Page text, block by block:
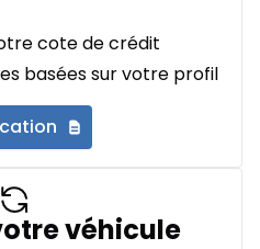
cote de crédit
basées sur votre profil
véhicule